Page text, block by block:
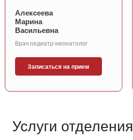
Алексеева
Марина
Васильевна
Врач педиатр-неонатолог
Записаться на прием
Услуги отделения